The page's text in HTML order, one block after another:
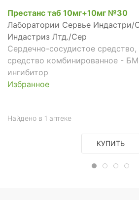
Престанс таб 10мг+10мг №30
Лаборатории Сервье Индастри/
Индастриз Лтд./Сер
Сердечно-сосудистое средство,
средство комбинированное -
ингибитор
Избранное
Найдено в 1 аптеке
КУПИТЬ